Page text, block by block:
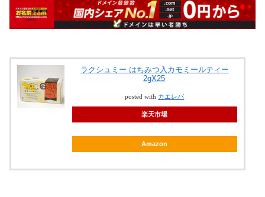
ラクシュミー はちみつ入カモミールティー
2gX25
posted with カエレバ
楽天市場
Amazon